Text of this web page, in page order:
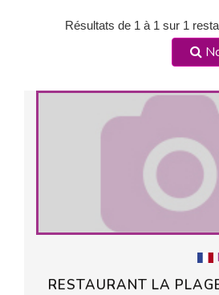
Résultats de 1 à 1 sur 1
RESTAURANT LA